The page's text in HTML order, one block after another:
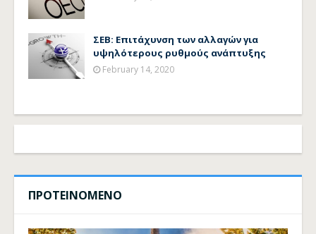
ΣΕΒ: Επιτάχυνση των αλλαγών για
υψηλότερους ρυθμούς ανάπτυξης
February 14, 2020
ΠΡΟΤΕΙΝΟΜΕΝΟ